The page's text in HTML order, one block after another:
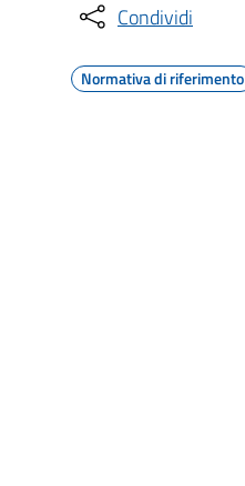
Condividi
Normativa di riferimento